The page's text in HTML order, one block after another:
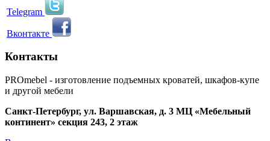
Telegram
Вконтакте
Контакты
PROmebel - изготовление подъемных кроватей, шкафов-купе
и другой мебели
Санкт-Петербург, ул. Варшавская, д. 3 МЦ «Мебельный
континент» секция 243, 2 этаж